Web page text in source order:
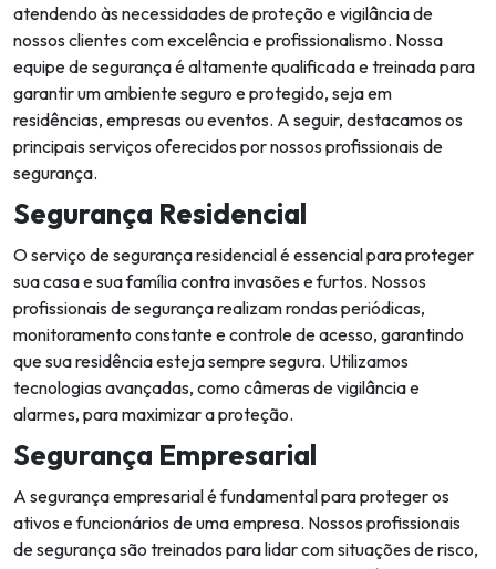
atendendo às necessidades de proteção e vigilância de
nossos clientes com excelência e profissionalismo. Nossa
equipe de segurança é altamente qualificada e treinada para
garantir um ambiente seguro e protegido, seja em
residências, empresas ou eventos. A seguir, destacamos os
principais serviços oferecidos por nossos profissionais de
segurança.
Segurança Residencial
O serviço de segurança residencial é essencial para proteger
sua casa e sua família contra invasões e furtos. Nossos
profissionais de segurança realizam rondas periódicas,
monitoramento constante e controle de acesso, garantindo
que sua residência esteja sempre segura. Utilizamos
tecnologias avançadas, como câmeras de vigilância e
alarmes, para maximizar a proteção.
Segurança Empresarial
A segurança empresarial é fundamental para proteger os
ativos e funcionários de uma empresa. Nossos profissionais
de segurança são treinados para lidar com situações de risco,